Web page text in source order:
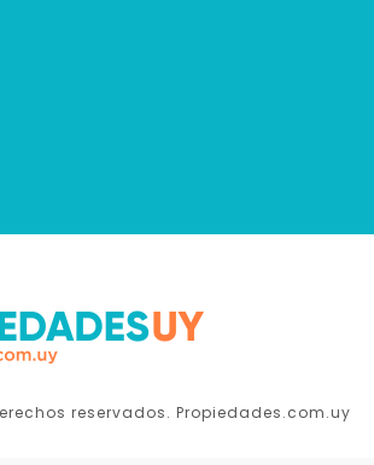
reservados. Propiedades.com.uy